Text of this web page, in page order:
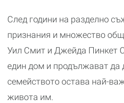
След години на разделно
признания и множество
Уил Смит и Джейда Пинкет
един дом и продължават да
семейството остава най-
живота им.